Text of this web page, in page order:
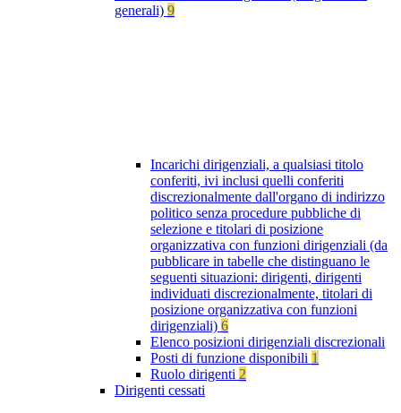
generali) 9
Incarichi dirigenziali, a qualsiasi titolo
conferiti, ivi inclusi quelli conferiti
discrezionalmente dall'organo di indirizzo
politico senza procedure pubbliche di
selezione e titolari di posizione
organizzativa con funzioni dirigenziali (da
pubblicare in tabelle che distinguano le
seguenti situazioni: dirigenti, dirigenti
individuati discrezionalmente, titolari di
posizione organizzativa con funzioni
dirigenziali) 6
Elenco posizioni dirigenziali discrezionali
Posti di funzione disponibili 1
Ruolo dirigenti 2
Dirigenti cessati